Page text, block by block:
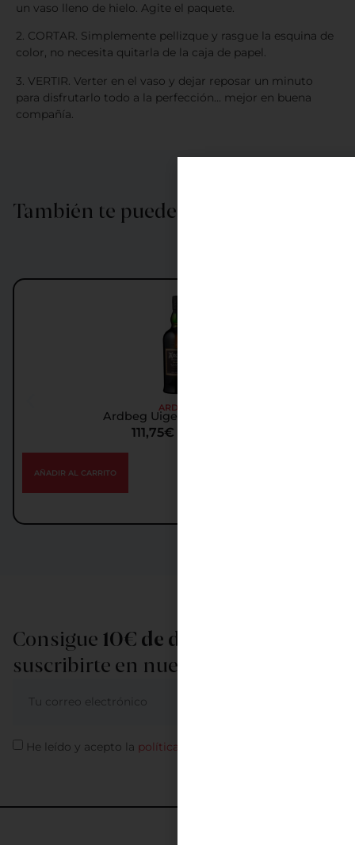
un vaso lleno de hielo. Agite el paquete.
2. CORTAR. Simplemente pellizque y rasgue la esquina de
color, no necesita quitarla de la caja de papel.
3. VERTIR. Verter en el vaso y dejar reposar un minuto
para disfrutarlo todo a la perfección… mejor en buena
compañía.
También te puede interesar…
ARDBEG
Ardbeg Uigeadail Whisky
111,75€
AÑADIR AL CARRITO
Consigue 10€ de descuento
suscribirte en nuestra newsletter
He leído y acepto la política de privacidad